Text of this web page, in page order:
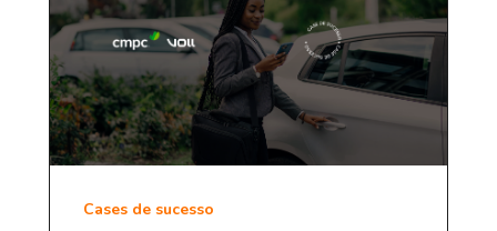
Cases de sucesso